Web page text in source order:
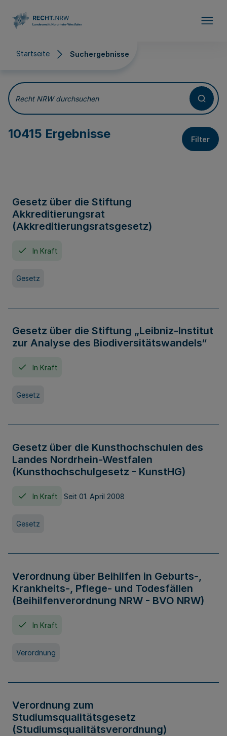
Startseite Suchergebnisse
Suchergebnisse
Recht NRW durchsuchen
10415 Ergebnisse Filter
Gesetz über die Stiftung
Akkreditierungsrat
(Akkreditierungsratsgesetz)
In Kraft
Gesetz
Gesetz über die Stiftung „Leibniz-Institut
zur Analyse des Biodiversitätswandels“
In Kraft
Gesetz
Gesetz über die Kunsthochschulen des
Landes Nordrhein-Westfalen
(Kunsthochschulgesetz - KunstHG)
In Kraft Seit 01. April 2008
Gesetz
Verordnung über Beihilfen in Geburts-,
Krankheits-, Pflege- und Todesfällen
(Beihilfenverordnung NRW - BVO NRW)
In Kraft
Verordnung
Verordnung zum
Studiumsqualitätsgesetz
(Studiumsqualitätsverordnung)